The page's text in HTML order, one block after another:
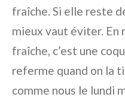
fraîche. Si elle reste
mieux vaut éviter. En
fraîche, c’est une
referme quand on la
comme nous le lundi